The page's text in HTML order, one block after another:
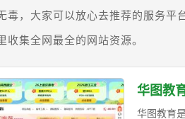
毒，大家可以放心去推荐的服务平
收集全网最全的网站资源。
华图教
华图教育